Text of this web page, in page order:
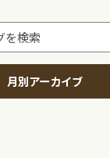
月別アーカイブ